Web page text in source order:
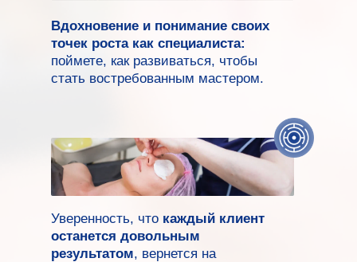
Уверенность, что каждый клиент
останется довольным
результатом, вернется на
Вдохновение и понимание своих
точек роста как специалиста:
поймете, как развиваться, чтобы
стать востребованным мастером.